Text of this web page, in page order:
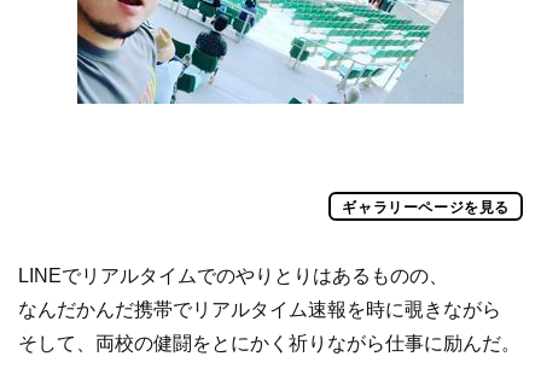
ギャラリーページを見る
LINEでリアルタイムでのやりとりはあるものの、
なんだかんだ携帯でリアルタイム速報を時に覗きながら
そして、両校の健闘をとにかく祈りながら仕事に励んだ。